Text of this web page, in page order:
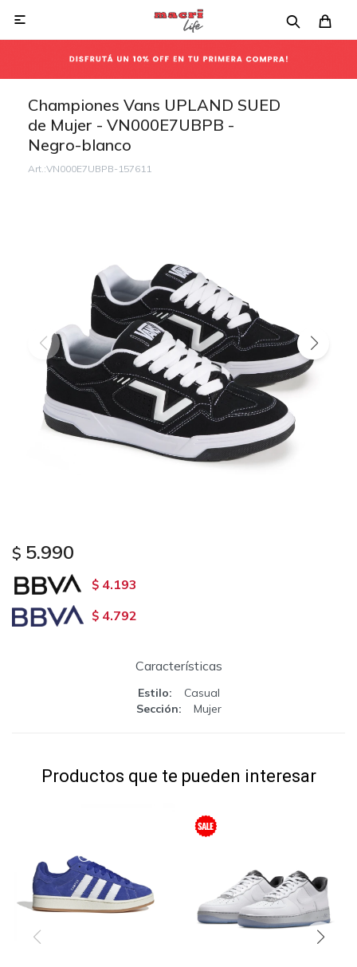

Championes Vans UPLAND SUED
de Mujer - VN000E7UBPB -
Negro-blanco
VN000E7UBPB-157611
$ 5.990
$ 4.193
$ 4.792
Características
Estilo
Casual
Sección
Mujer
Productos que te pueden interesar